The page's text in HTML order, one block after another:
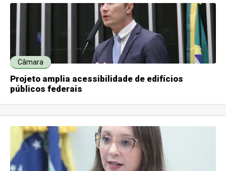
Câmara
Projeto amplia acessibilidade de edifícios
públicos federais